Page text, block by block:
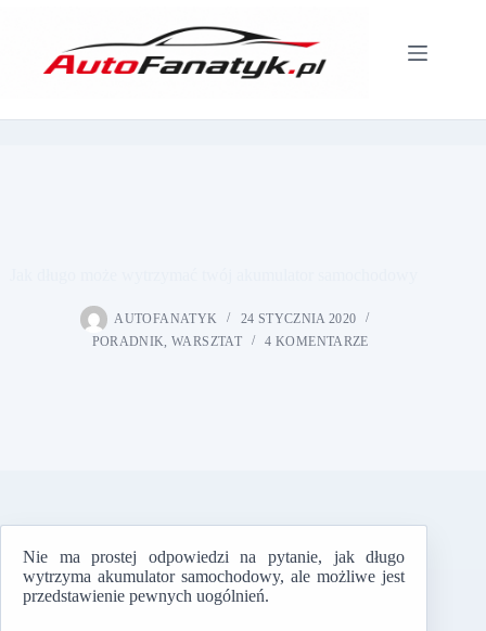
AUTOFANATYK
24 STYCZNIA 2020
PORADNIK,WARSZTAT 4 KOMENTARZE
Nie ma prostej odpowiedzi na pytanie, jak długo
wytrzyma akumulator samochodowy, ale możliwe jest
przedstawienie pewnych uogólnień.